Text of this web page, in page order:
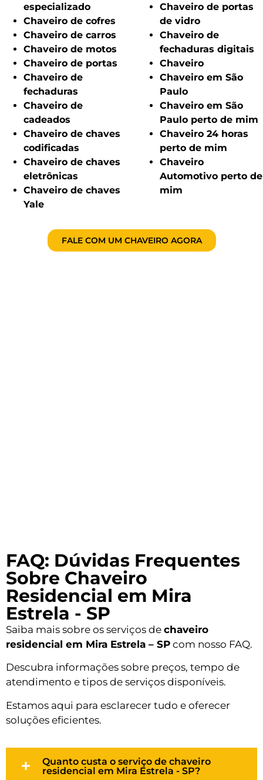
especializado
Chaveiro de cofres
Chaveiro de carros
Chaveiro de motos
Chaveiro de portas
Chaveiro de
fechaduras
Chaveiro de
cadeados
Chaveiro de chaves
codificadas
Chaveiro de chaves
eletrônicas
Chaveiro de chaves
Yale
Chaveiro de portas
de vidro
Chaveiro de
fechaduras digitais
Chaveiro
Chaveiro em São
Paulo
Chaveiro em São
Paulo perto de mim
Chaveiro 24 horas
perto de mim
Chaveiro
Automotivo perto de
mim
FALE COM UM CHAVEIRO AGORA
FAQ: Dúvidas Frequentes
Sobre Chaveiro
Residencial em Mira
Estrela - SP
Saiba mais sobre os serviços de chaveiro
residencial em Mira Estrela – SP com nosso FAQ.
Descubra informações sobre preços, tempo de
atendimento e tipos de serviços disponíveis.
Estamos aqui para esclarecer tudo e oferecer
soluções eficientes.
Quanto custa o serviço de chaveiro
residencial em Mira Estrela - SP?